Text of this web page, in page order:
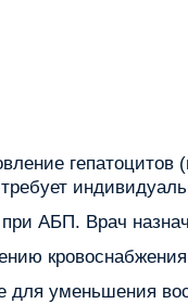
гепатоцитов
АБП. Врач
кровоснабжения
для уменьшения